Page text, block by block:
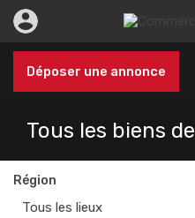
Déposer une annonce
Tous les biens de
Région
Tous les lieux